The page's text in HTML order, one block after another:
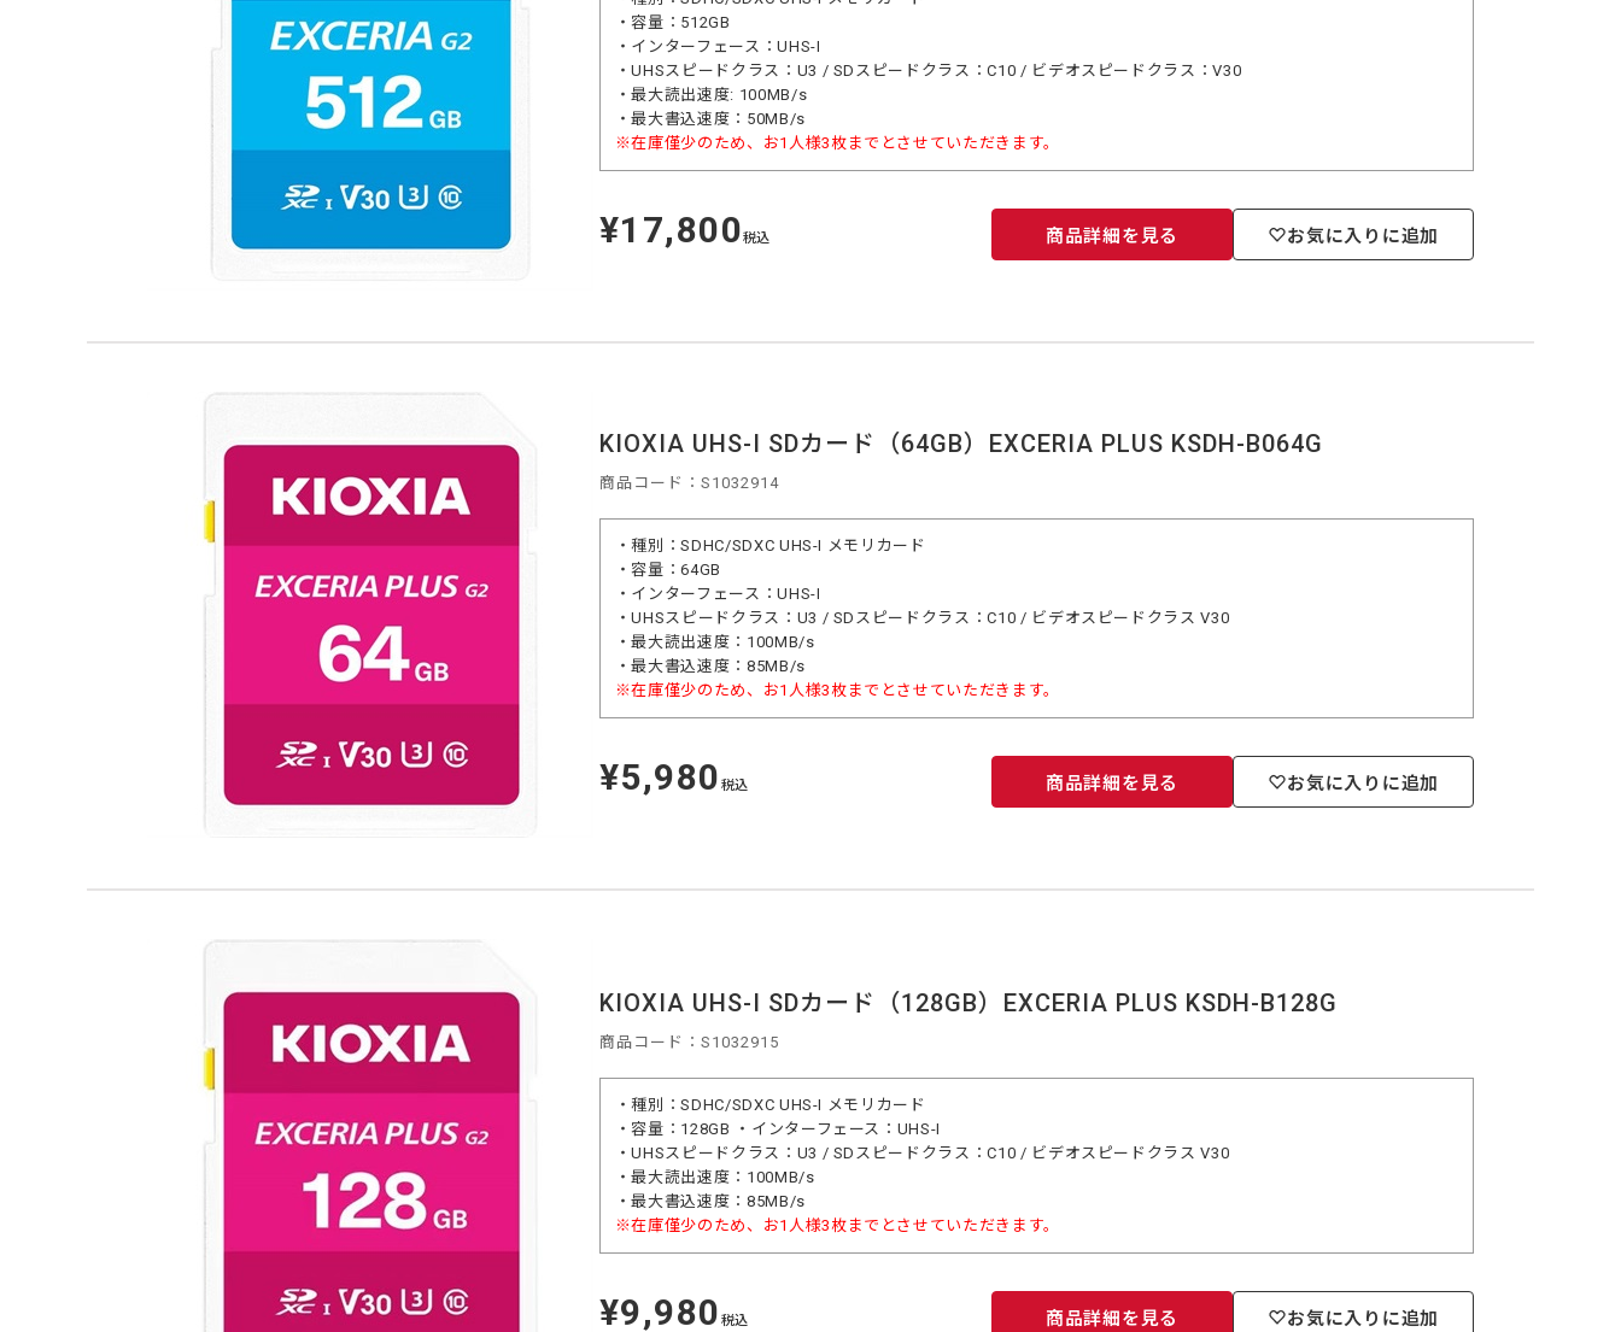
・容量：512GB
・インターフェース：UHS-I
・UHSスピードクラス：U3 / SDスピードクラス：C10 / ビデオスピードクラス：V30
・最大読出速度: 100MB/s
・最大書込速度：50MB/s
※在庫僅少のため、お1人様3枚までとさせていただきます。
定
価
¥17,800税込 商品詳細を見る お気に入りに追加
KIOXIA UHS-I SDカード（64GB）EXCERIA PLUS KSDH-B064G
商品コード：S1032914
・種別：SDHC/SDXC UHS-I メモリカード
・容量：64GB
・インターフェース：UHS-I
・UHSスピードクラス：U3 / SDスピードクラス：C10 / ビデオスピードクラス V30
・最大読出速度：100MB/s
・最大書込速度：85MB/s
※在庫僅少のため、お1人様3枚までとさせていただきます。
定
価
¥5,980 税込 商品詳細を見る お気に入りに追加
KIOXIA UHS-I SDカード（128GB）EXCERIA PLUS KSDH-B128G
商品コード：S1032915
・種別：SDHC/SDXC UHS-I メモリカード
・容量：128GB ・インターフェース：UHS-I
・UHSスピードクラス：U3 / SDスピードクラス：C10 / ビデオスピードクラス V30
・最大読出速度：100MB/s
・最大書込速度：85MB/s
※在庫僅少のため、お1人様3枚までとさせていただきます。
定
価
¥9,980 税込 商品詳細を見る お気に入りに追加